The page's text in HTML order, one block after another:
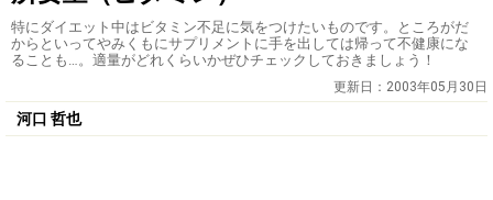
特にダイエット中はビタミン不足に気をつけたいものです。ところがだ
からといってやみくもにサプリメントに手を出しては帰って不健康にな
ることも…。適量がどれくらいかぜひチェックしておきましょう！
更新日： 2003年05月30日
河口 哲也